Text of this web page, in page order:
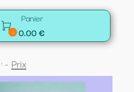

0
Panier
0.00 €
- Prix